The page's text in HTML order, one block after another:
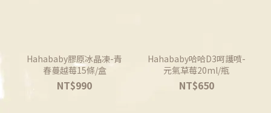
Hahababy膠原冰晶凍-青
春蔓越莓15條/盒
NT$990
Hahababy哈哈D3呵護噴-
元氣草莓20ml/瓶
NT$650